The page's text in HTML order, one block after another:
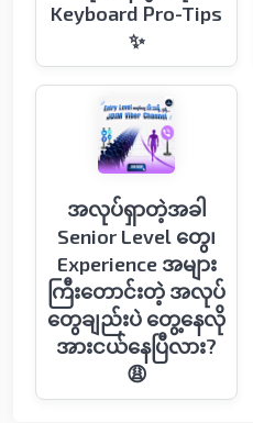
Keyboard Pro-Tips
✨
အလုပ်ရှာတဲ့အခါ
Senior Level တွေ၊
Experience အများ
ကြီးတောင်းတဲ့ အလုပ်
တွေချည်းပဲ တွေ့နေလို
အားငယ်နေပြီလား?
😩